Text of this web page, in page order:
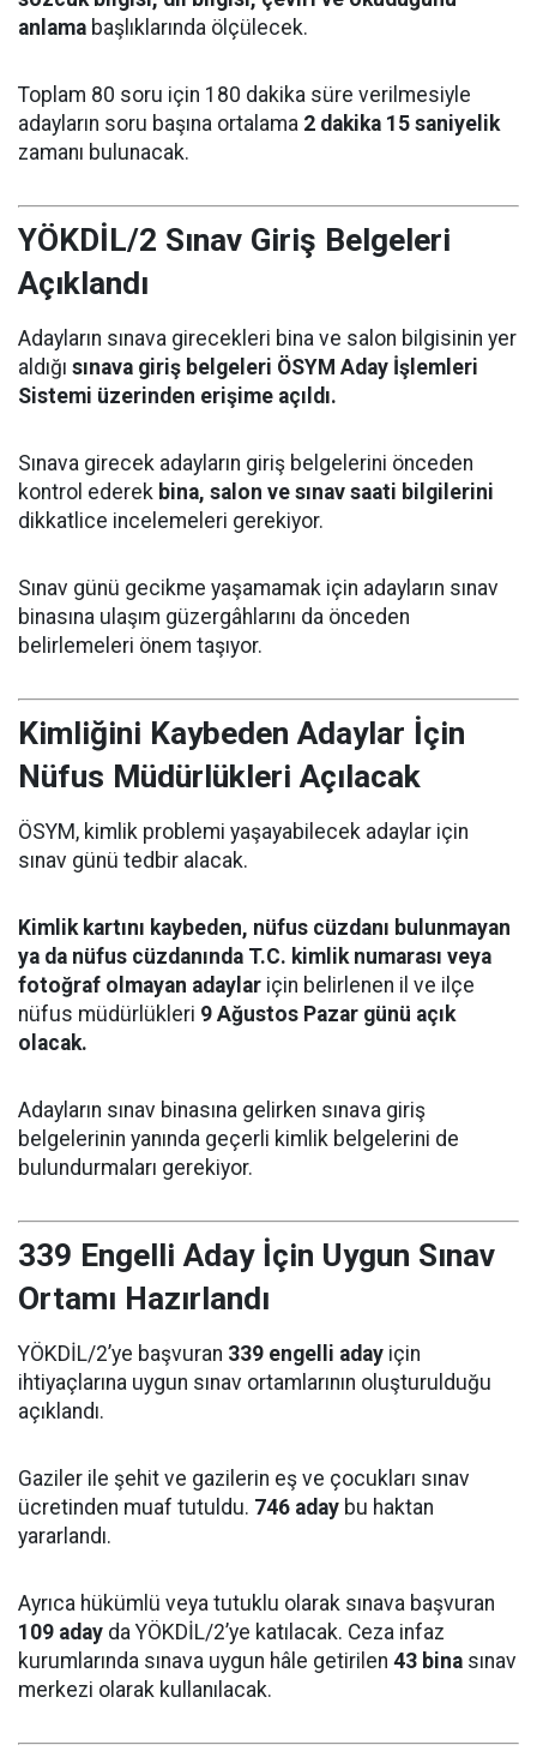
anlama başlıklarında ölçülecek.
Toplam 80 soru için 180 dakika süre verilmesiyle
adayların soru başına ortalama 2 dakika 15 saniyelik
zamanı bulunacak.
YÖKDİL/2 Sınav Giriş Belgeleri
Açıklandı
Adayların sınava girecekleri bina ve salon bilgisinin yer
aldığı sınava giriş belgeleri ÖSYM Aday İşlemleri
Sistemi üzerinden erişime açıldı.
Sınava girecek adayların giriş belgelerini önceden
kontrol ederek bina, salon ve sınav saati bilgilerini
dikkatlice incelemeleri gerekiyor.
Sınav günü gecikme yaşamamak için adayların sınav
binasına ulaşım güzergâhlarını da önceden
belirlemeleri önem taşıyor.
Kimliğini Kaybeden Adaylar İçin
Nüfus Müdürlükleri Açılacak
ÖSYM, kimlik problemi yaşayabilecek adaylar için
sınav günü tedbir alacak.
Kimlik kartını kaybeden, nüfus cüzdanı bulunmayan
ya da nüfus cüzdanında T.C. kimlik numarası veya
fotoğraf olmayan adaylar için belirlenen il ve ilçe
nüfus müdürlükleri 9 Ağustos Pazar günü açık
olacak.
Adayların sınav binasına gelirken sınava giriş
belgelerinin yanında geçerli kimlik belgelerini de
bulundurmaları gerekiyor.
339 Engelli Aday İçin Uygun Sınav
Ortamı Hazırlandı
YÖKDİL/2’ye başvuran 339 engelli aday için
ihtiyaçlarına uygun sınav ortamlarının oluşturulduğu
açıklandı.
Gaziler ile şehit ve gazilerin eş ve çocukları sınav
ücretinden muaf tutuldu. 746 aday bu haktan
yararlandı.
Ayrıca hükümlü veya tutuklu olarak sınava başvuran
109 aday da YÖKDİL/2’ye katılacak. Ceza infaz
kurumlarında sınava uygun hâle getirilen 43 bina sınav
merkezi olarak kullanılacak.